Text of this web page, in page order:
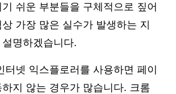
쉬운 부분들을 구체적으로 짚어
가장 많은 실수가 발생하는 지
명하겠습니다.
터넷 익스플로러를 사용하면 페이
지 않는 경우가 많습니다. 크롬